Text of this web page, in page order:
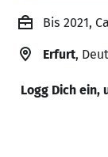
Bis 2021,
Erfurt,
Logg Dich ein,